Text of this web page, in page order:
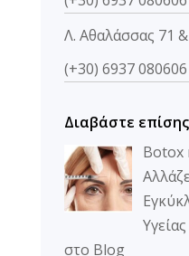
Λ. Αθαλάσσας 71
(+30) 6937 080606
Διαβάστε επίσης
Botox
Υγείας
στο Blog